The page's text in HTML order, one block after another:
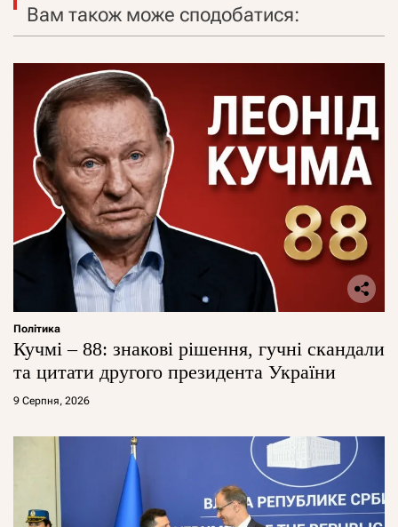
Вам також може сподобатися:
Політика
Кучмі – 88: знакові рішення, гучні скандали
та цитати другого президента України
9 Серпня, 2026